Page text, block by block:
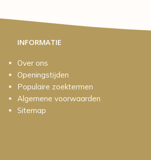
INFORMATIE
Over ons
Openingstijden
Populaire zoektermen
Algemene voorwaarden
Sitemap